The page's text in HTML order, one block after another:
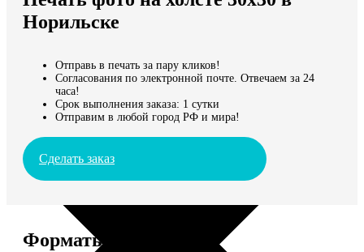
Продолжить без города
Норильске
Отправь в печать за пару кликов!
Согласования по электронной почте. Отвечаем за 24
часа!
Срок выполнения заказа: 1 сутки
Отправим в любой город РФ и мира!
Сделать заказ
Форматы и цены